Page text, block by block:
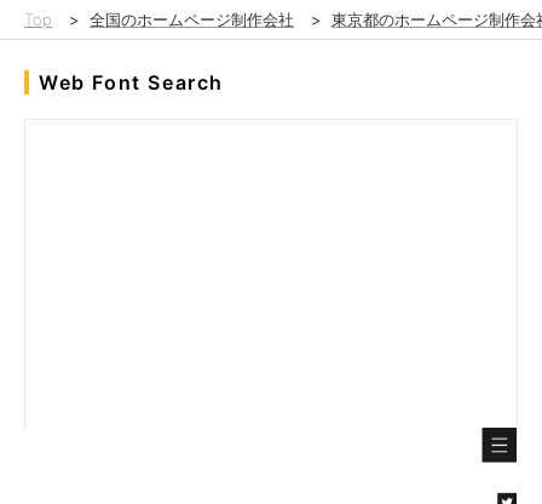
Top > 全国のホームページ制作会社 > 東京都のホームページ制作会
Web Font Search
ライセンスOKなWebフォントの「検索」と「試し打ち」ができ